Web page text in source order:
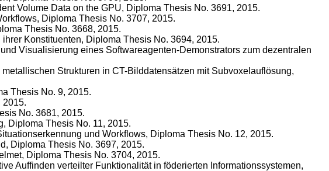
Volume Data on the GPU, Diploma Thesis No. 3691, 2015.
Diploma Thesis No. 3707, 2015.
Thesis No. 3668, 2015.
Konstituenten, Diploma Thesis No. 3694, 2015.
Visualisierung eines Softwareagenten-Demonstrators zum dezentralen
Strukturen in CT-Bilddatensätzen mit Subvoxelauflösung,
Thesis No. 9, 2015.
2015.
No. 3681, 2015.
Diploma Thesis No. 11, 2015.
und Workflows, Diploma Thesis No. 12, 2015.
Diploma Thesis No. 3697, 2015.
Diploma Thesis No. 3704, 2015.
Auffinden verteilter Funktionalität in föderierten Informationssystemen,